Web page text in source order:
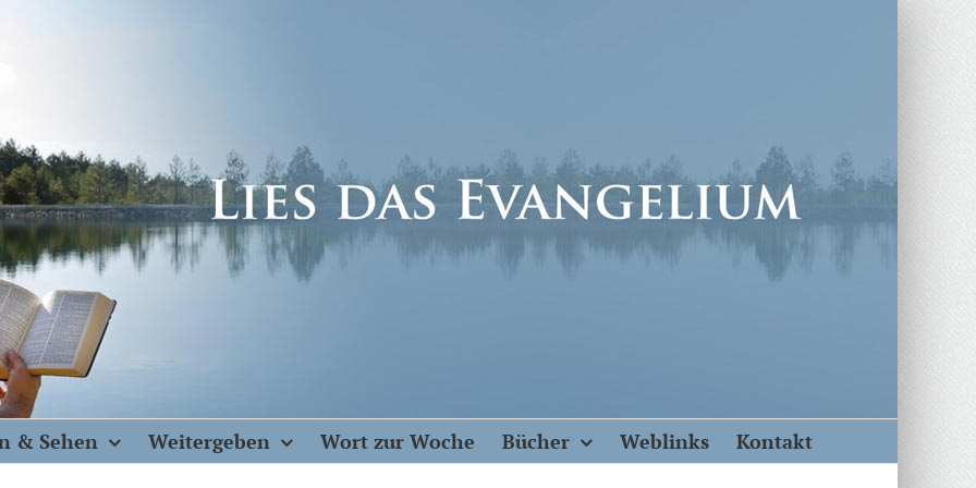
& Sehen Weitergeben Wort zur Woche Bücher Weblinks Kontakt